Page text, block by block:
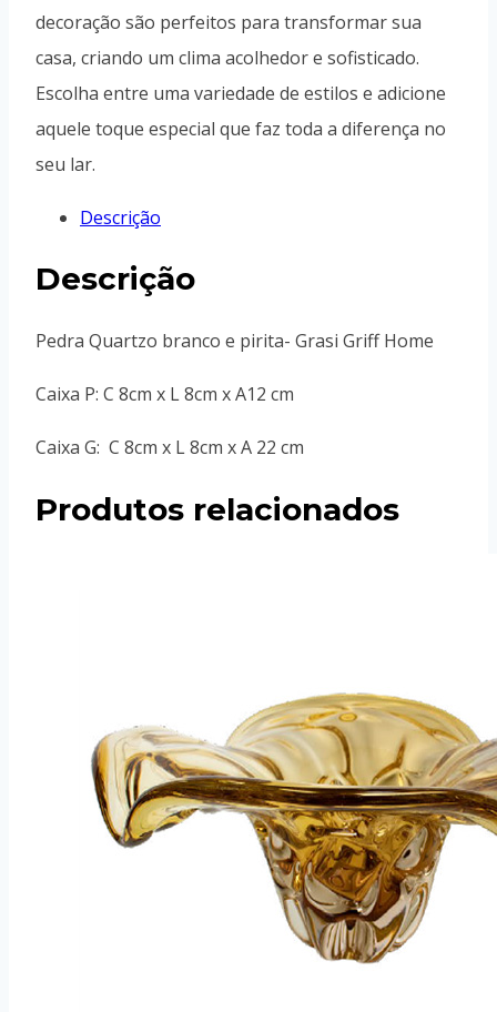
decoração são perfeitos para transformar sua
casa, criando um clima acolhedor e sofisticado.
Escolha entre uma variedade de estilos e adicione
aquele toque especial que faz toda a diferença no
seu lar.
Descrição
Descrição
Pedra Quartzo branco e pirita- Grasi Griff Home
Caixa P: C 8cm x L 8cm x A12 cm
Caixa G: C 8cm x L 8cm x A 22 cm
Produtos relacionados